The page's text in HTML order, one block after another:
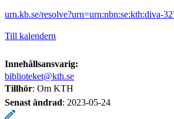
urn.kb.se/resolve?urn=urn:nbn:se:kth:diva-
Till kalendern
Innehållsansvarig:
biblioteket@kth.se
Tillhör: Om KTH
Senast ändrad: 2023-05-24